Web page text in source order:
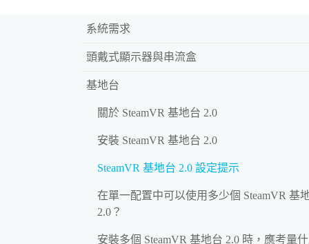
系統需求
頭戴式顯示器與串流盒
基地台
關於 SteamVR 基地台 2.0
安裝 SteamVR 基地台 2.0
SteamVR 基地台 2.0 設定提示
在單一配置中可以使用多少個 SteamVR 基
2.0？
安裝多個 SteamVR 基地台 2.0 時，應考量什